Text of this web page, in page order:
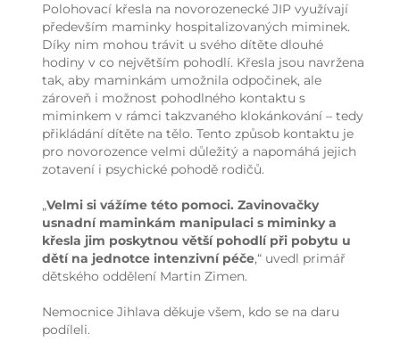
Polohovací křesla na novorozenecké JIP využívají
především maminky hospitalizovaných miminek.
Díky nim mohou trávit u svého dítěte dlouhé
hodiny v co největším pohodlí. Křesla jsou navržena
tak, aby maminkám umožnila odpočinek, ale
zároveň i možnost pohodlného kontaktu s
miminkem v rámci takzvaného klokánkování – tedy
přikládání dítěte na tělo. Tento způsob kontaktu je
pro novorozence velmi důležitý a napomáhá jejich
zotavení i psychické pohodě rodičů.
„Velmi si vážíme této pomoci. Zavinovačky
usnadní maminkám manipulaci s miminky a
křesla jim poskytnou větší pohodlí při pobytu u
dětí na jednotce intenzivní péče,“ uvedl primář
dětského oddělení Martin Zimen.
Nemocnice Jihlava děkuje všem, kdo se na daru
podíleli.